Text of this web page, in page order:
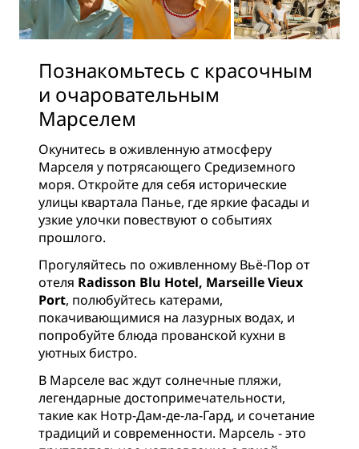
Познакомьтесь с красочным
и очаровательным
Марселем
Окунитесь в оживленную атмосферу
Марселя у потрясающего Средиземного
моря. Откройте для себя исторические
улицы квартала Панье, где яркие фасады и
узкие улочки повествуют о событиях
прошлого.
Прогуляйтесь по оживленному Вьё-Пор от
отеля Radisson Blu Hotel, Marseille Vieux
Port, полюбуйтесь катерами,
покачивающимися на лазурных водах, и
попробуйте блюда прованской кухни в
уютных бистро.
В Марселе вас ждут солнечные пляжи,
легендарные достопримечательности,
такие как Нотр-Дам-де-ла-Гард, и сочетание
традиций и современности. Марсель - это